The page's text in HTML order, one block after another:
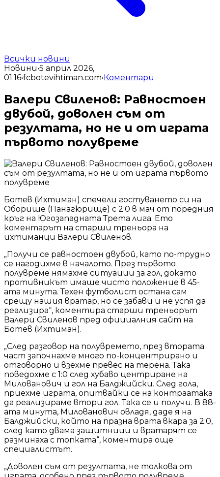
Всички новини
Новини•5 април 2026,
01:16•fcbotevihtiman.com•Коментари
Валери Свиленов: Равностоен
двубой, доволен съм от
резултата, но не и от играта
първото полувреме
Ботев (Ихтиман) спечели гостуването си на
Оборище (Панагюрище) с 2:0 в мач от поредния
кръг на Югозападната Трета лига. Ето
коментарът на старши треньора на
ихтиманци Валери Свиленов.
„Получи се равностоен двубой, като по-трудно
се нагодихме в началото. През първото
полувреме нямахме ситуации за гол, докато
противникът имаше чисто положение в 45-
ата минута. Техен футболист остана сам
срещу нашия вратар, но се забави и не успя да
реализира“, коментира старши треньорът
Валери Свиленов пред официалния сайт на
Ботев (Ихтиман).
„След разговор на полувремето, през втората
част започнахме много по-концентрирано и
отговорно и взехме превес на терена. Така
поведохме с 1:0 след хубаво центриране на
Милованович и гол на Балджийски. След гола,
приехме играта, опитвайки се на контраатака
да реализираме втори гол. Така се и получи. В 88-
ата минута, Милованович овладя, даде я на
Балджийски, който на празна врата вкара за 2:0,
след като двама защитници и вратарят се
разминаха с топката“, коментира още
специалистът.
„Доволен съм от резултата, не толкова от